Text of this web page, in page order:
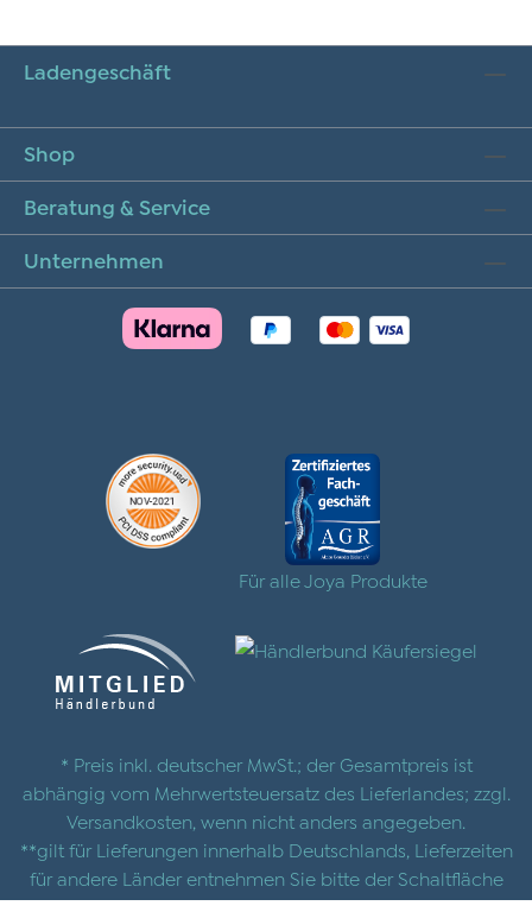
Ladengeschäft
Shop
Beratung & Service
Unternehmen
Für alle Joya Produkte
* Preis inkl. deutscher MwSt.; der Gesamtpreis ist
abhängig vom Mehrwertsteuersatz des Lieferlandes; zzgl.
Versandkosten , wenn nicht anders angegeben.
**gilt für Lieferungen innerhalb Deutschlands, Lieferzeiten
für andere Länder entnehmen Sie bitte der Schaltfläche
mit denVersandinformationen